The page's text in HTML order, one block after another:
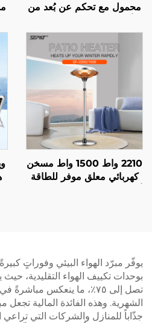
محمول مع تحكم عن بُعد من
الداخلي والخارجي مع حامل
IP44
2210 واط 1500 واط مسخن
كهربائي معلق موفر للطاقة
يوفّر مبرّد الهواء البيئي وفوراتٍ
بوحدات تكييف الهواء التقليدية،
تصل إلى ٧٥٪، ما ينعكس
الشهرية. وهذه الفائدة المالية تجعل
جذّاباً للمنازل والشركات التي